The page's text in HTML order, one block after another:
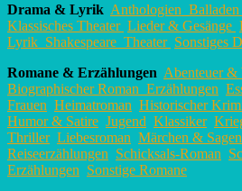
Drama & Lyrik Anthologien Balladen
Klassisches Theater Lieder & Gesänge
Lyrik Shakespeare Theater Sonstiges
Romane & Erzählungen Abenteuer &
Biographischer Roman Erzählungen
Frauen Heimatroman Historischer
Humor & Satire Jugend Klassiker
Thriller Liebesroman Märchen & Sagen
Reiseerzählungen Schicksals-Roman
Erzählungen Sonstige Romane